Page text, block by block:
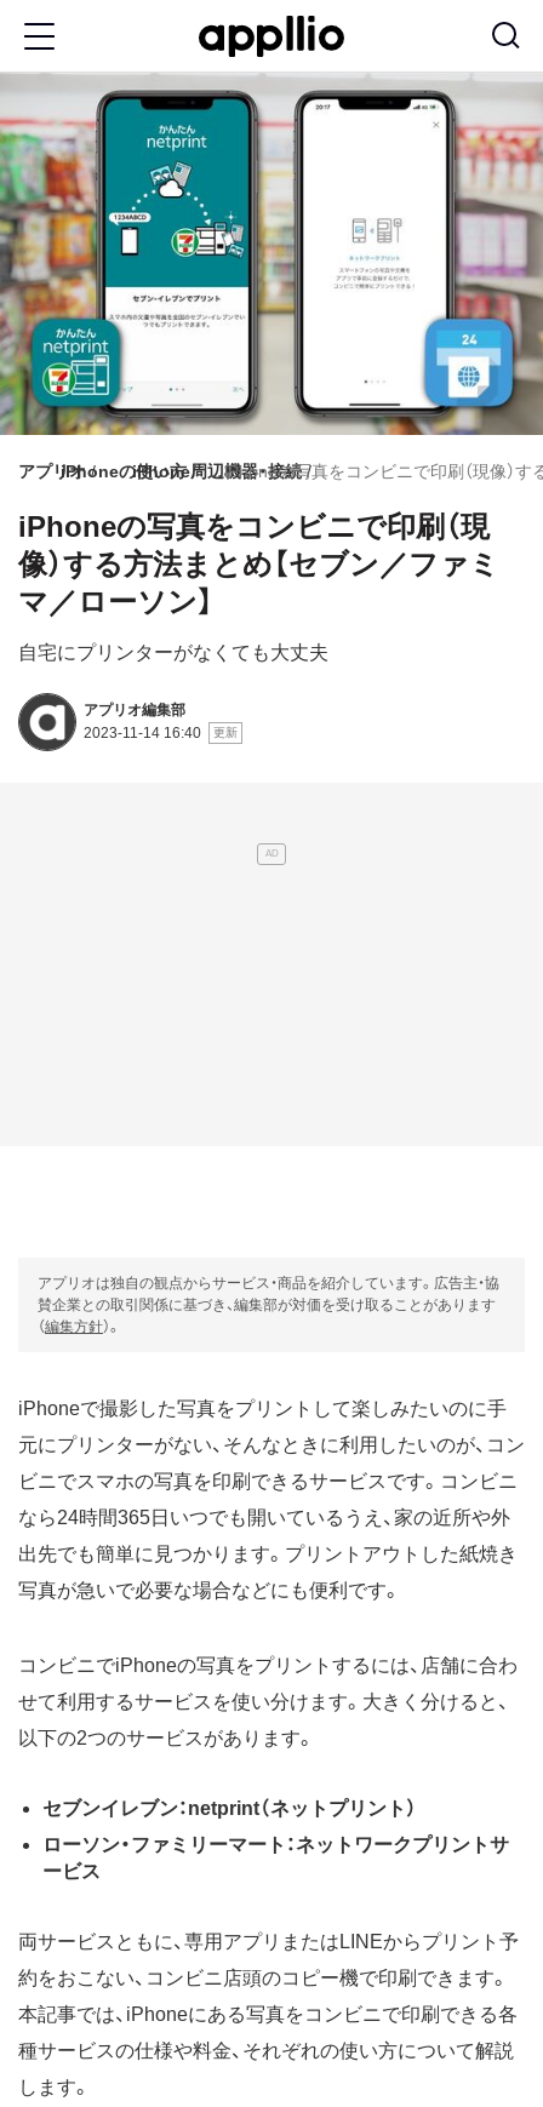
ン
コ
ン
テ
ン
ツ
に
移
動
アプリオiPhoneの使い方iPhone周辺機器・接続iPhoneの写真をコンビニで印刷（現像）
iPhoneの写真をコンビニで印刷（現
像）する方法まとめ【セブン／ファミ
マ／ローソン】
自宅にプリンターがなくても大丈夫
アプリオ編集部
2023-11-14 16:40
アプリオは独自の観点からサービス・商品を紹介しています。広告主・協
賛企業との取引関係に基づき、編集部が対価を受け取ることがあります
（編集方針）。
iPhoneで撮影した写真をプリントして楽しみたいのに手
元にプリンターがない、そんなときに利用したいのが、コン
ビニでスマホの写真を印刷できるサービスです。コンビニ
なら24時間365日いつでも開いているうえ、家の近所や外
出先でも簡単に見つかります。プリントアウトした紙焼き
写真が急いで必要な場合などにも便利です。
コンビニでiPhoneの写真をプリントするには、店舗に合わ
せて利用するサービスを使い分けます。大きく分けると、
以下の2つのサービスがあります。
セブンイレブン：netprint（ネットプリント）
ローソン・ファミリーマート：ネットワークプリントサ
ービス
両サービスともに、専用アプリまたはLINEからプリント予
約をおこない、コンビニ店頭のコピー機で印刷できます。
本記事では、iPhoneにある写真をコンビニで印刷できる各
種サービスの仕様や料金、それぞれの使い方について解説
します。